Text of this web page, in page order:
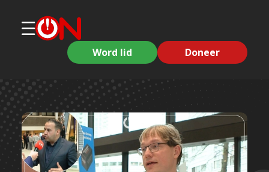
Word lid Doneer